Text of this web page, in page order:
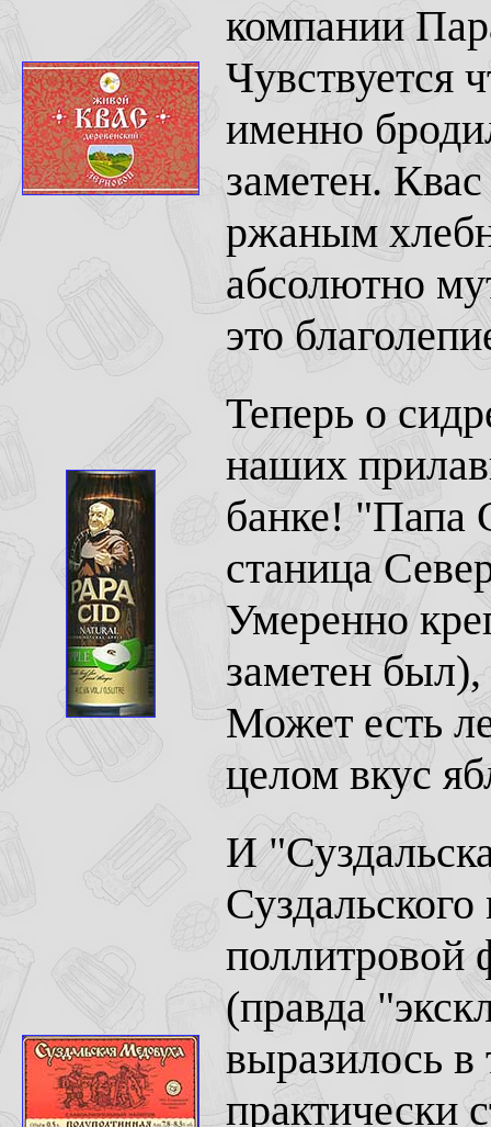
компании
Чувствуется
именно
заметен.
ржаным
абсолютно
это
Теперь о
наших
банке! "Папа
станица
Умеренно
заметен
Может есть
целом вкус
И
поллитровой
(правда
выразилось
практически